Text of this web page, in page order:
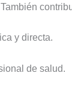
y directa.
de salud.